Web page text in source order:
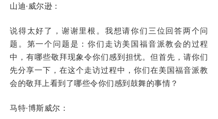
山迪·威尔逊：
说得太好了，谢谢里根。我想请你们三位回答两个问
题。第一个问题是：你们走访美国福音派教会的过程
中，有哪些敬拜现象令你们感到担忧。但首先，请你们
先分享一下，在这个走访过程中，你们在美国福音派教
会的敬拜上看到了哪些令你们感到鼓舞的事情？
马特·博斯威尔：